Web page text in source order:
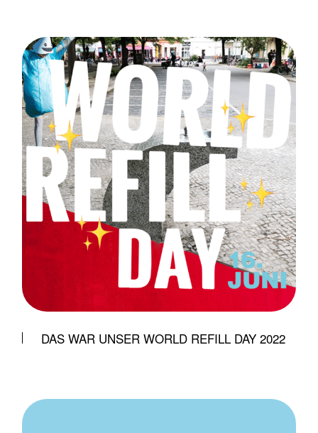
DAS WAR UNSER WORLD REFILL DAY 2022